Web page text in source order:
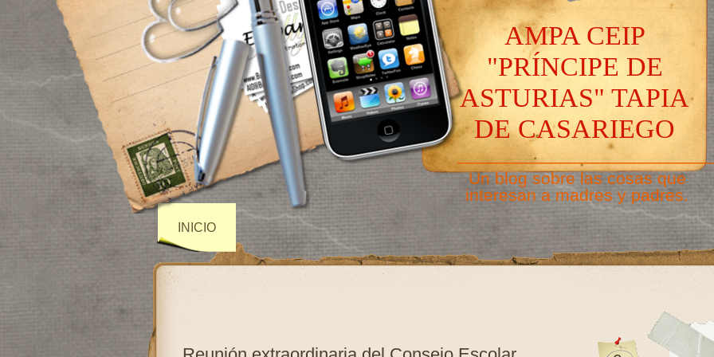
AMPA CEIP
"PRÍNCIPE DE
ASTURIAS" TAPIA
DE CASARIEGO
Un blog sobre las cosas que
interesan a madres y padres.
INICIO